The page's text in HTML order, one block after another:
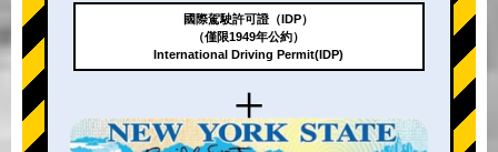
+
國際駕駛許可證（IDP）
（僅限1949年公約）
International Driving Permit(IDP)